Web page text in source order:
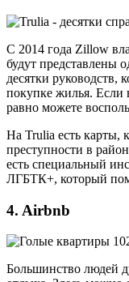
С 2014 года Zillow
будут представлены
десятки руководств,
покупке жилья. Если
равно можете
На Trulia есть карты,
преступности в
есть специальный
ЛГБТК+, который
4. Airbnb
Большинство людей